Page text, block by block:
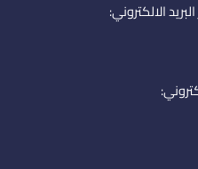
d
الالكتروني: